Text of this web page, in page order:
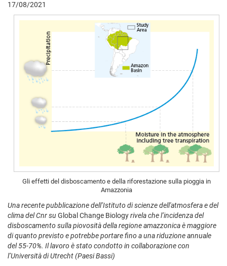
17/08/2021
Gli effetti del disboscamento e della riforestazione sulla pioggia in
Amazzonia
Una recente pubblicazione dell’Istituto di scienze dell'atmosfera e del
clima del Cnr suGlobal Change Biologyrivela che l’incidenza del
disboscamento sulla piovosità della regione amazzonica è maggiore
di quanto previsto e potrebbe portare fino a una riduzione annuale
del 55-70%. Il lavoro è stato condotto in collaborazione con
l’Università di Utrecht (Paesi Bassi)